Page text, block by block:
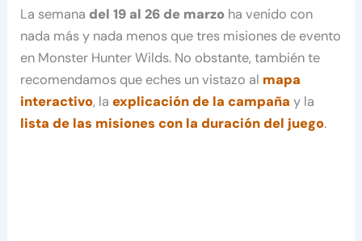
La semana del 19 al 26 de marzo ha venido con
nada más y nada menos que tres misiones de evento
en Monster Hunter Wilds. No obstante, también te
recomendamos que eches un vistazo al mapa
interactivo, laexplicación de la campaña y la
lista de las misiones con la duración del juego.